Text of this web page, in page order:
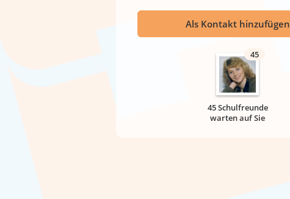
Als Kontakt hinzufügen
45
45 Schulfreunde
warten auf Sie